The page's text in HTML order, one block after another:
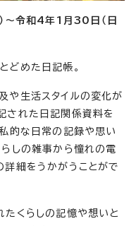
～令和4年1月30日（日
どめた日記帳。
や生活スタイルの変化が
された日記関係資料を
的な日常の記録や思い
らしの雑事から憧れの電
詳細をうかがうことがで
たくらしの記憶や想いと